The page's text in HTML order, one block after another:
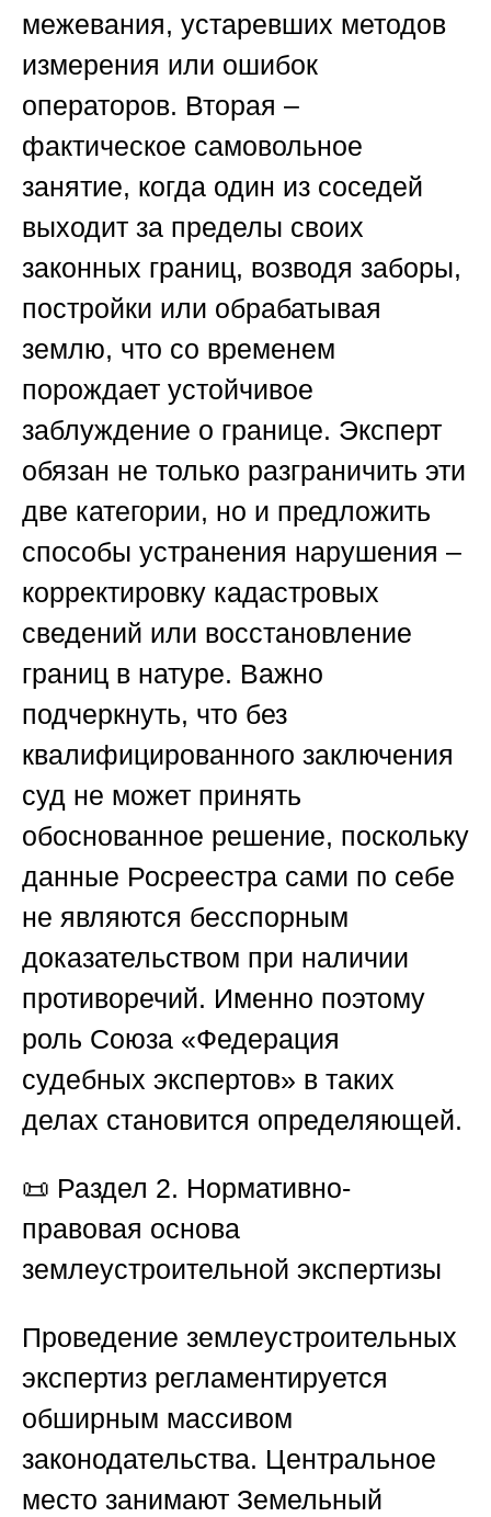
межевания, устаревших методов
измерения или ошибок
операторов. Вторая –
фактическое самовольное
занятие, когда один из соседей
выходит за пределы своих
законных границ, возводя заборы,
постройки или обрабатывая
землю, что со временем
порождает устойчивое
заблуждение о границе. Эксперт
обязан не только разграничить эти
две категории, но и предложить
способы устранения нарушения –
корректировку кадастровых
сведений или восстановление
границ в натуре. Важно
подчеркнуть, что без
квалифицированного заключения
суд не может принять
обоснованное решение, поскольку
данные Росреестра сами по себе
не являются бесспорным
доказательством при наличии
противоречий. Именно поэтому
роль Союза «Федерация
судебных экспертов» в таких
делах становится определяющей.
📜 Раздел 2. Нормативно-
правовая основа
землеустроительной экспертизы
Проведение землеустроительных
экспертиз регламентируется
обширным массивом
законодательства. Центральное
место занимают Земельный